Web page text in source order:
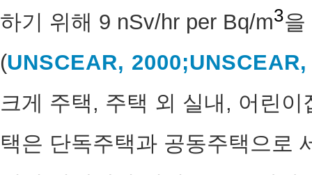
하기 위해 9 nSv/hr per Bq/m3을
(UNSCEAR, 2000;
크게 주택, 주택 외 실내, 어린
택은 단독주택과 공동주택으로